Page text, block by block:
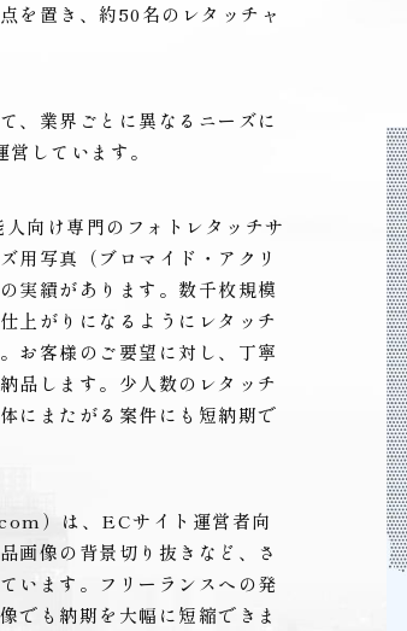
を置き、約50名のレタッチャ
、業界ごとに異なるニーズに
しています。
向け専門のフォトレタッチサ
用写真（ブロマイド・アクリ
実績があります。数千枚規模
上がりになるようにレタッチ
お客様のご要望に対し、丁寧
品します。少人数のレタッチ
にまたがる案件にも短納期で
）は、ECサイト運営者向
画像の背景切り抜きなど、さ
います。フリーランスへの発
でも納期を大幅に短縮できま